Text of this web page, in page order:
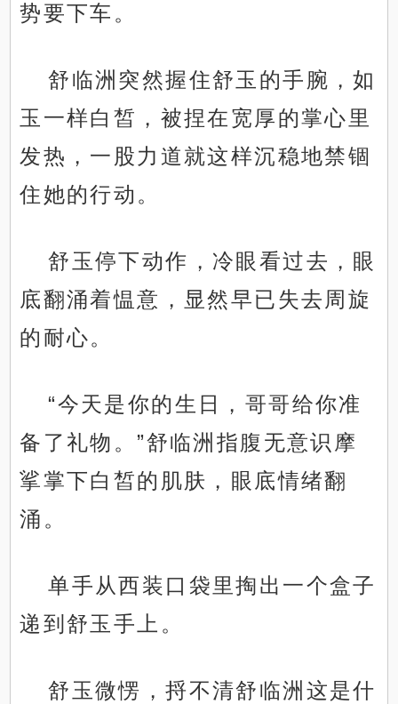
势要下车。
舒临洲突然握住舒玉的手腕，如
玉一样白皙，被捏在宽厚的掌心里
发热，一股力道就这样沉稳地禁锢
住她的行动。
舒玉停下动作，冷眼看过去，眼
底翻涌着愠意，显然早已失去周旋
的耐心。
“今天是你的生日，哥哥给你准
备了礼物。”舒临洲指腹无意识摩
挲掌下白皙的肌肤，眼底情绪翻
涌。
单手从西装口袋里掏出一个盒子
递到舒玉手上。
舒玉微愣，捋不清舒临洲这是什